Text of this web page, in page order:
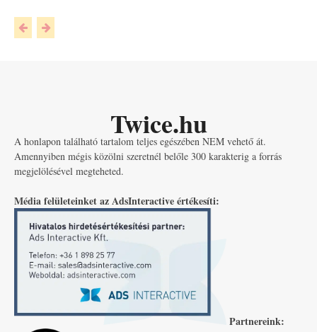
Twice.hu
A honlapon található tartalom teljes egészében NEM vehető át.
Amennyiben mégis közölni szeretnél belőle 300 karakterig a forrás
megjelölésével megteheted.
Média felületeinket az AdsInteractive értékesíti:
Partnereink: